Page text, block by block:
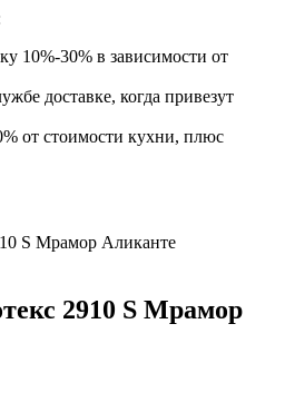
10%-30% в зависимости от
доставке, когда привезут
от стоимости кухни, плюс
2910 S Мрамор